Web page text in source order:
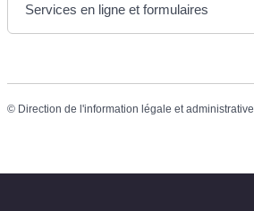
Services en ligne et formulaires
© Direction de l'information légale et administrative